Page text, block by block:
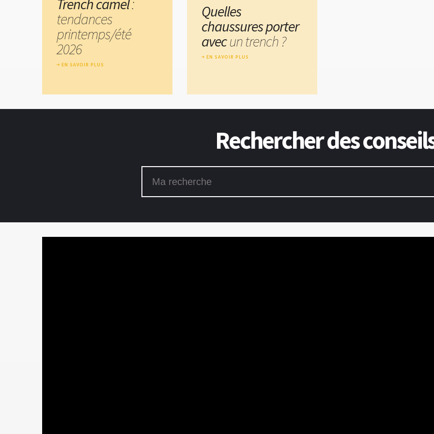
Trench camel:
tendances
printemps/été
2026
EN SAVOIR PLUS
Quelles
chaussures porter
avecun trench ?
EN SAVOIR PLUS
Rechercher des